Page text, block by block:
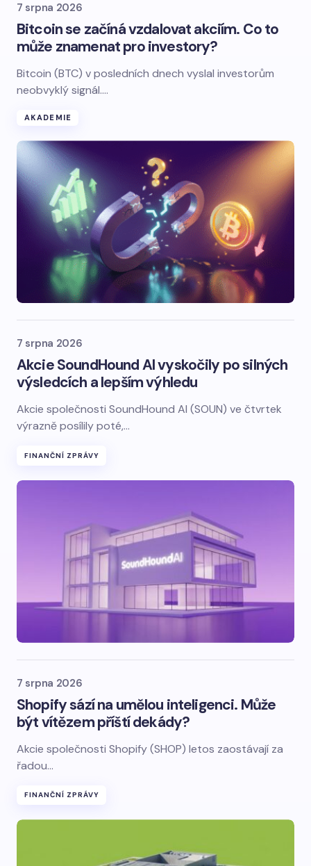
7 srpna 2026
Bitcoin se začíná vzdalovat akciím. Co to
může znamenat pro investory?
Bitcoin (BTC) v posledních dnech vyslal investorům
neobvyklý signál.…
AKADEMIE
7 srpna 2026
Akcie SoundHound AI vyskočily po silných
výsledcích a lepším výhledu
Akcie společnosti SoundHound AI (SOUN) ve čtvrtek
výrazně posílily poté,…
FINANČNÍ ZPRÁVY
7 srpna 2026
Shopify sází na umělou inteligenci. Může
být vítězem příští dekády?
Akcie společnosti Shopify (SHOP) letos zaostávají za
řadou…
FINANČNÍ ZPRÁVY